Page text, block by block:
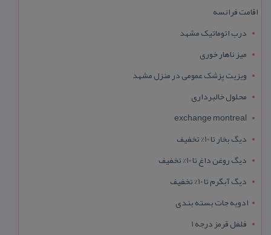
اقامت فرانسه
درب اتوماتیک مشهد
میز ناهار خوری
ویزیت پزشک عمومی در منزل مشهد
محلول خالبرداری
exchange montreal
دیگ بخار تا 10% تخفیف
دیگ روغن داغ تا 10% تخفیف
دیگ آبگرم تا 10% تخفیف
ادویه جات بسته بندی
فلفل قرمز درجه 1